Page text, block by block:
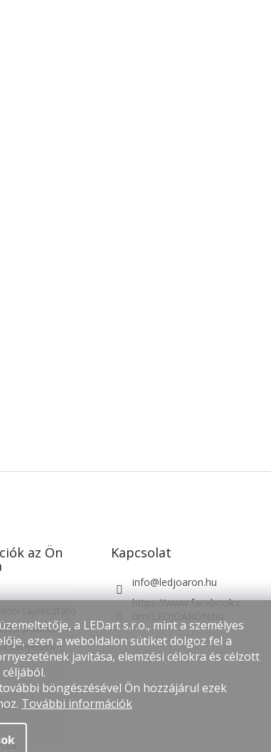
a LEDart s.r.o., mint a személyes
ezen a weboldalon sütiket dolgoz fel a
javítása, elemzési célokra és célzott
böngészésével Ön hozzájárul ezek
További információk
az Ön
politika
irányelvek
Kapcsolat
info@ledjoaron.hu
https://www.facebook.c